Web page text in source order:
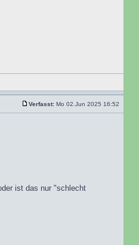
Verfasst: Mo 02.Jun 2025 16:52
ist das nur "schlecht